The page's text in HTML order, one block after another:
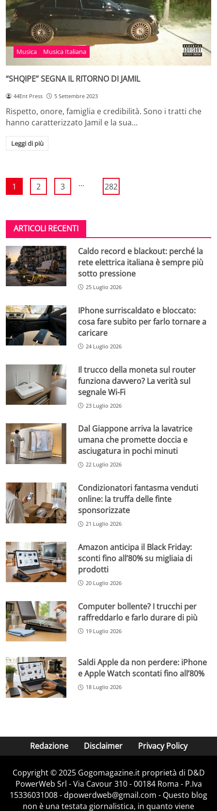
Musica Musica Italiana
“SHQIPE” SEGNA IL RITORNO DI JAMIL
44Ent Press 5 Settembre 2023
Rispetto, onore, famiglia e credibilità. Sono i tratti che
hanno caratterizzato Jamil e la sua…
Leggi di più
1 2 3 ... 282
ARTICOLI RECENTI
Caldo record e blackout: perché la
rete elettrica italiana è sempre più
sotto pressione
25 Luglio 2026
IPhone surriscaldato e bloccato:
cosa fare subito per farlo tornare a
caricare
24 Luglio 2026
Il trucco della moneta sul router
funziona davvero? La verità sul
segnale Wi-Fi
23 Luglio 2026
Dal Giappone arriva la lavatrice
umana che promette doccia e
asciugatura in pochi minuti
22 Luglio 2026
Condizionatori fantasma venduti
online: la truffa delle finte
sponsorizzate
21 Luglio 2026
Amazon anticipa il Black Friday:
sconti fino all’80% su migliaia di
prodotti
20 Luglio 2026
Computer bollente? I trucchi per
raffreddarlo e farlo durare di più
19 Luglio 2026
Saldi Apple da non perdere: iPhone
e Apple Watch scontati fino all’80%
18 Luglio 2026
Redazione Disclaimer Privacy Policy
Copyright © 2025 Gogomagazine.it proprietà di D&D
PowerWeb Srl - Via Cavour 310 - 00184 Roma - P.Iva
15336031008 - dpowerdweb@gmail.com - Questo blog
non è una testata giornalistica, in quanto viene